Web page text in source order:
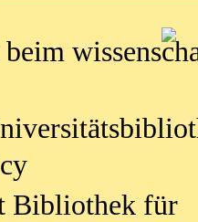
Bibliothek für